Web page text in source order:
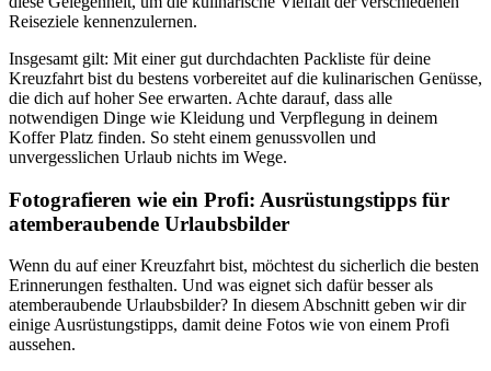
Reiseziele kennenzulernen.
Insgesamt gilt: Mit einer gut durchdachten Packliste für deine
Kreuzfahrt bist du bestens vorbereitet auf die kulinarischen Genüsse,
die dich auf hoher See erwarten. Achte darauf, dass alle
notwendigen Dinge wie Kleidung und Verpflegung in deinem
Koffer Platz finden. So steht einem genussvollen und
unvergesslichen Urlaub nichts im Wege.
Fotografieren wie ein Profi: Ausrüstungstipps für
atemberaubende Urlaubsbilder
Wenn du auf einer Kreuzfahrt bist, möchtest du sicherlich die besten
Erinnerungen festhalten. Und was eignet sich dafür besser als
atemberaubende Urlaubsbilder? In diesem Abschnitt geben wir dir
einige Ausrüstungstipps, damit deine Fotos wie von einem Profi
aussehen.